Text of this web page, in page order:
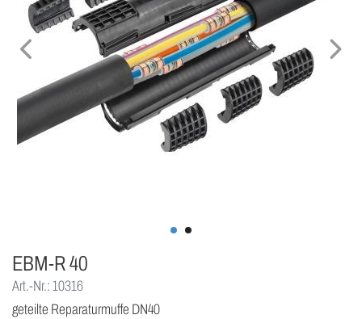
EBM-R 40
Art.-Nr.: 10316
geteilte Reparaturmuffe DN40